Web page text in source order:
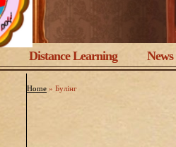
Distance Learning News
Home » Булінг